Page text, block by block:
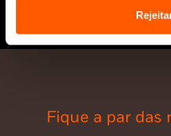
Fique a par das